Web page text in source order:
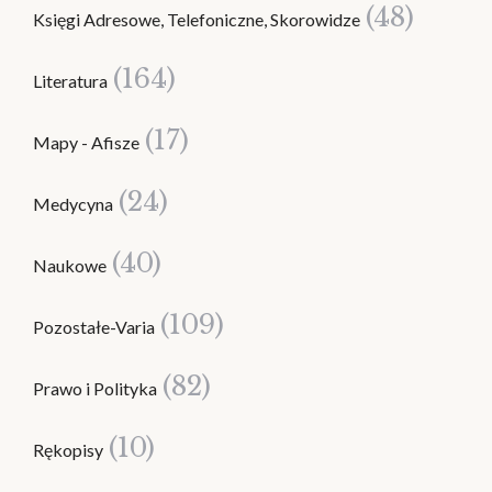
Księgi Adresowe, Telefoniczne, Skorowidze (48)
Literatura (164)
Mapy - Afisze (17)
Medycyna (24)
Naukowe (40)
Pozostałe-Varia (109)
Prawo i Polityka (82)
Rękopisy (10)